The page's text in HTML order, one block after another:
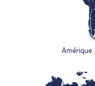
Amérique